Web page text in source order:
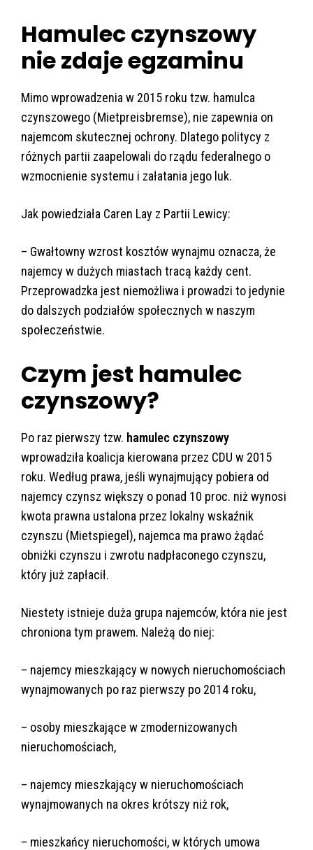
Hamulec czynszowy
nie zdaje egzaminu
Mimo wprowadzenia w 2015 roku tzw. hamulca
czynszowego (Mietpreisbremse), nie zapewnia on
najemcom skutecznej ochrony. Dlatego politycy z
różnych partii zaapelowali do rządu federalnego o
wzmocnienie systemu i załatania jego luk.
Jak powiedziała Caren Lay z Partii Lewicy:
– Gwałtowny wzrost kosztów wynajmu oznacza, że
najemcy w dużych miastach tracą każdy cent.
Przeprowadzka jest niemożliwa i prowadzi to jedynie
do dalszych podziałów społecznych w naszym
społeczeństwie.
Czym jest hamulec
czynszowy?
Po raz pierwszy tzw. hamulec czynszowy
wprowadziła koalicja kierowana przez CDU w 2015
roku. Według prawa, jeśli wynajmujący pobiera od
najemcy czynsz większy o ponad 10 proc. niż wynosi
kwota prawna ustalona przez lokalny wskaźnik
czynszu (Mietspiegel), najemca ma prawo żądać
obniżki czynszu i zwrotu nadpłaconego czynszu,
który już zapłacił.
Niestety istnieje duża grupa najemców, która nie jest
chroniona tym prawem. Należą do niej:
– najemcy mieszkający w nowych nieruchomościach
wynajmowanych po raz pierwszy po 2014 roku,
– osoby mieszkające w zmodernizowanych
nieruchomościach,
– najemcy mieszkający w nieruchomościach
wynajmowanych na okres krótszy niż rok,
– mieszkańcy nieruchomości, w których umowa